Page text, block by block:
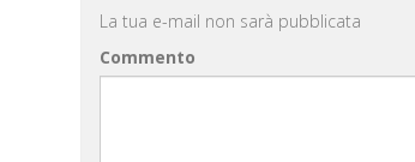
La tua e-mail non sarà pubblicata
Commento